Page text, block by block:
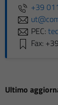
+39
PEC:
Fax:
Ultimo